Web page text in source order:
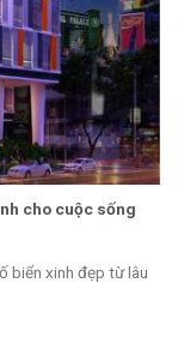
cho cuộc sống
biển xinh đẹp từ lâu